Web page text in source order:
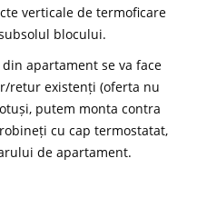
verticale de termoficare
blocului.
apartament se va face
retur existenți (oferta nu
putem monta contra
cu cap termostatat,
de apartament.